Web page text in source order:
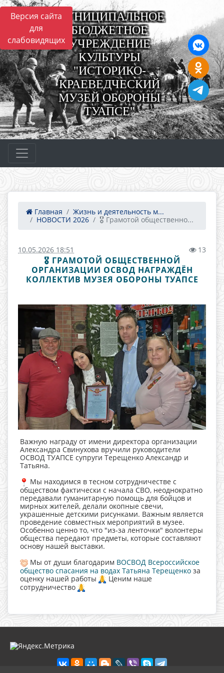
Версия сайта
для
слабовидящих
МУНИЦИПАЛЬНОЕ
БЮДЖЕТНОЕ
УЧРЕЖДЕНИЕ
КУЛЬТУРЫ
"ИСТОРИКО-
КРАЕВЕДЧЕСКИЙ
МУЗЕЙ ОБОРОНЫ
ТУАПСЕ"
Главная
Жизнь и деятельность м...
НОВОСТИ 2026
🎖 Грамотой общественно...
10.05.2026 18:51 13
🎖 ГРАМОТОЙ ОБЩЕСТВЕННОЙ
ОРГАНИЗАЦИИ ОСВОД НАГРАЖДЁН
КОЛЛЕКТИВ МУЗЕЯ ОБОРОНЫ ТУАПСЕ
Важную награду от имени директора организации
Александра Свинухова вручили руководители
ОСВОД ТУАПСЕ супруги Терещенко Александр и
Татьяна.
Мы находимся в тесном сотрудничестве с
обществом фактически с начала СВО, неоднократно
передавали гуманитарную помощь для бойцов и
мирных жителей, делали окопные свечи,
украшенные детскими рисунками. Важным является
проведение совместных мероприятий в музее.
Особенно ценно то, что "из-за ленточки" волонтеры
общества передают предметы, которые составляют
основу нашей выставки.
Мы от души благодарим ВОСВОД Всероссийское
общество спасания на водах Татьяна Терещенко за
оценку нашей работы
Ценим наше
сотрудничество